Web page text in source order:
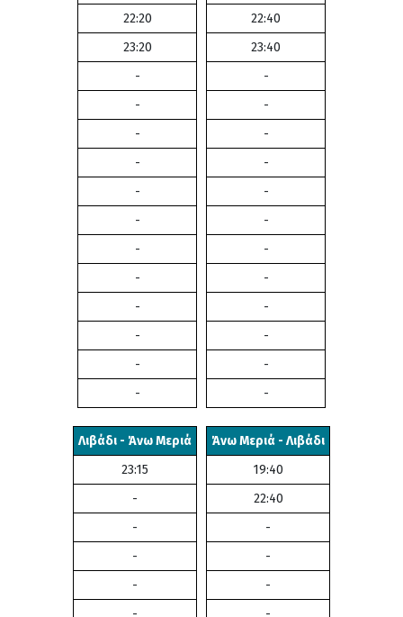
22:20
23:20
-
-
-
-
-
-
-
-
-
-
-
-
22:40
23:40
-
-
-
-
-
-
-
-
-
-
-
-
Λιβάδι - Άνω Μεριά
23:15
-
-
-
-
-
Άνω Μεριά - Λιβάδι
19:40
22:40
-
-
-
-